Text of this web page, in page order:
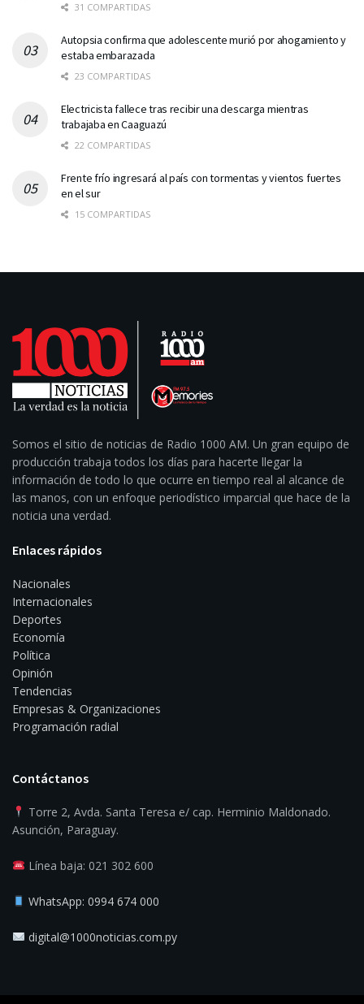
31 COMPARTIDAS
Autopsia confirma que adolescente murió por ahogamiento y
estaba embarazada
23 COMPARTIDAS
Electricista fallece tras recibir una descarga mientras
trabajaba en Caaguazú
22 COMPARTIDAS
Frente frío ingresará al país con tormentas y vientos fuertes
en el sur
15 COMPARTIDAS
Somos el sitio de noticias de Radio 1000 AM. Un gran equipo de
producción trabaja todos los días para hacerte llegar la
información de todo lo que ocurre en tiempo real al alcance de
las manos, con un enfoque periodístico imparcial que hace de la
noticia una verdad.
Enlaces rápidos
Nacionales
Internacionales
Deportes
Economía
Política
Opinión
Tendencias
Empresas & Organizaciones
Programación radial
Contáctanos
Torre 2, Avda. Santa Teresa e/ cap. Herminio Maldonado.
Asunción, Paraguay.
Línea baja: 021 302 600
WhatsApp: 0994 674 000
digital@1000noticias.com.py